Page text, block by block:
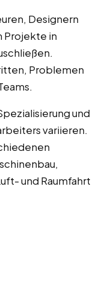
Designern
Projekte in
Problemen
und
variieren.
und Raumfahrt